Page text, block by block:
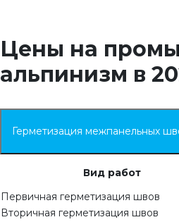
Цены на
альпинизм в
Герметизация межпанельных
Вид работ
Первичная герметизация швов
Вторичная герметизация швов